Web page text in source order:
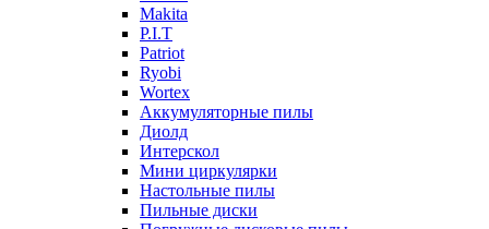
Makita
P.I.T
Patriot
Ryobi
Wortex
Аккумуляторные пилы
Диолд
Интерскол
Мини циркулярки
Настольные пилы
Пильные диски